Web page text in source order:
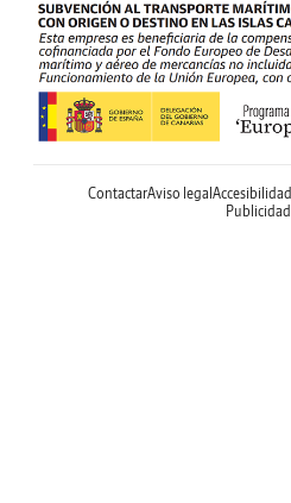
ContactarAviso legal Accesibilidad
Publicidad